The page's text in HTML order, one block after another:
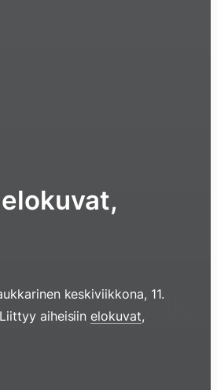
keskiviikkona, 11.
aiheisiinelokuvat,